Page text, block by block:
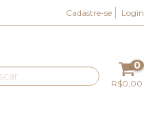
Cadastre-se Login
0
R$0,00